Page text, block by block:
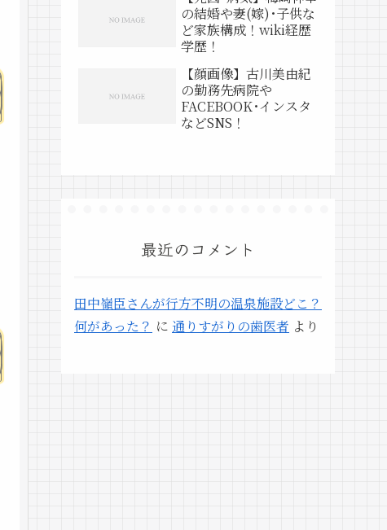
の結婚や妻(嫁)･子供な
ど家族構成！wiki経歴
学歴！
【顔画像】古川美由紀
の勤務先病院や
FACEBOOK･インスタ
などSNS！
最近のコメント
田中嶺臣さんが行方不明の温泉施設どこ？
何があった？ に 通りすがりの歯医者 より